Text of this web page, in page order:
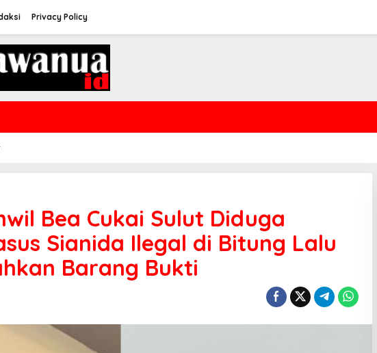
Privacy Policy
Bea Cukai Sulut Diduga
Sianida Ilegal di Bitung Lalu
Barang Bukti